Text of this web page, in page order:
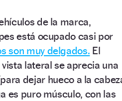
de la marca,
está ocupado casi por
son muy delgados. El
lateral se aprecia una
dejar hueco a la
es puro músculo, con las